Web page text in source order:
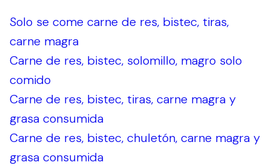
Solo se come carne de res, bistec, tiras,
carne magra
Carne de res, bistec, solomillo, magro solo
comido
Carne de res, bistec, tiras, carne magra y
grasa consumida
Carne de res, bistec, chuletón, carne magra y
grasa consumida